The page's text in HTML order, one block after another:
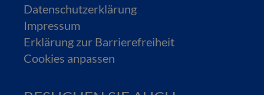
Datenschutzerklärung
Impressum
Erklärung zur Barrierefreiheit
Cookies anpassen